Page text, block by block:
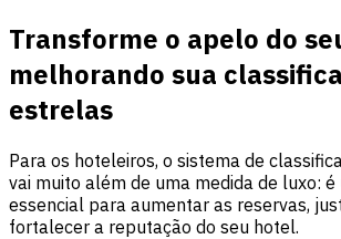
Transforme o apelo do
melhorando sua
estrelas
Para os hoteleiros, o sistema de
vai muito além de uma medida de luxo:
essencial para aumentar as reservas,
fortalecer a reputação do seu hotel.